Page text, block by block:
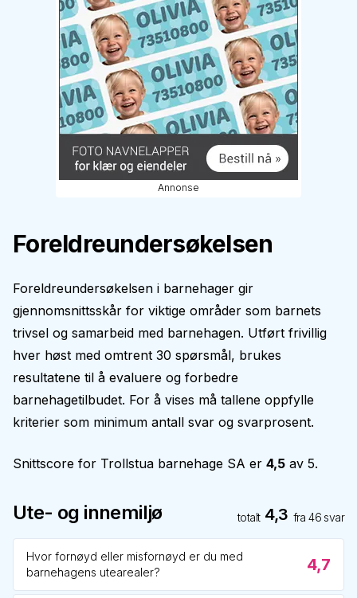
Annonse
Foreldreundersøkelsen
Foreldreundersøkelsen i barnehager gir
gjennomsnittsskår for viktige områder som barnets
trivsel og samarbeid med barnehagen. Utført frivillig
hver høst med omtrent 30 spørsmål, brukes
resultatene til å evaluere og forbedre
barnehagetilbudet. For å vises må tallene oppfylle
kriterier som minimum antall svar og svarprosent.
Snittscore for Trollstua barnehage SA er 4,5 av 5.
Ute- og innemiljø totalt 4,3 fra46 svar
Hvor fornøyd eller misfornøyd er du med
barnehagens utearealer?
4,7